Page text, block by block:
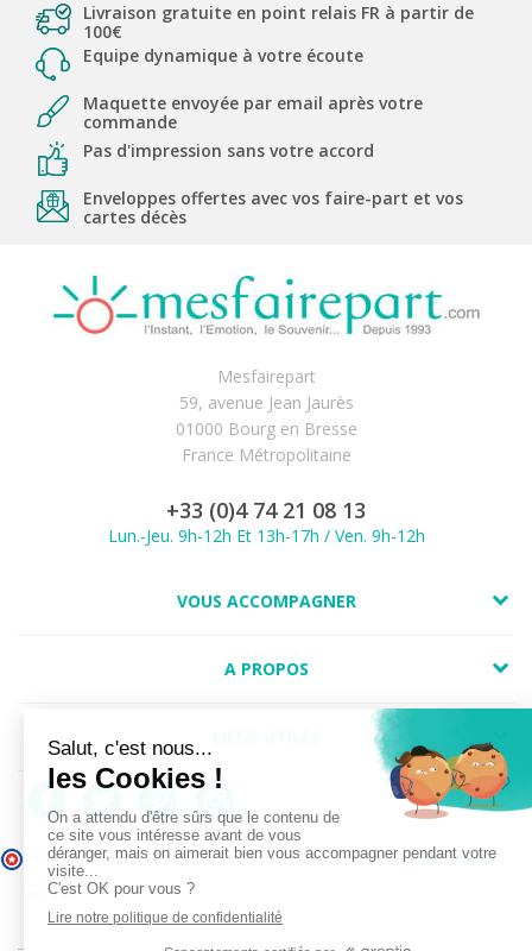
Livraison gratuite en point relais FR à partir de
100€
Equipe dynamique à votre écoute
Maquette envoyée par email après votre
commande
Pas d'impression sans votre accord
Enveloppes offertes avec vos faire-part et vos
cartes décès
Mesfairepart
59, avenue Jean Jaurès
01000 Bourg en Bresse
France Métropolitaine
+33 (0)4 74 21 08 13
Lun.-Jeu. 9h-12h Et 13h-17h / Ven. 9h-12h
VOUS ACCOMPAGNER
A PROPOS
Marchand approuvé par la Société des Avis Garantis, cliquez ici pour
vérifier.